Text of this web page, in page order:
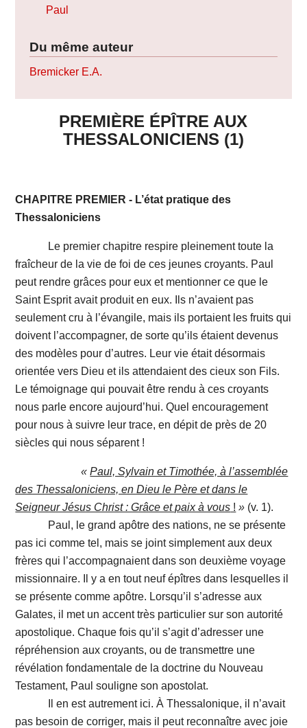
Paul
Du même auteur
Bremicker E.A.
PREMIÈRE ÉPÎTRE AUX
THESSALONICIENS (1)
CHAPITRE PREMIER - L’état pratique des
Thessaloniciens
Le premier chapitre respire pleinement toute la
fraîcheur de la vie de foi de ces jeunes croyants. Paul
peut rendre grâces pour eux et mentionner ce que le
Saint Esprit avait produit en eux. Ils n’avaient pas
seulement cru à l’évangile, mais ils portaient les fruits qui
doivent l’accompagner, de sorte qu’ils étaient devenus
des modèles pour d’autres. Leur vie était désormais
orientée vers Dieu et ils attendaient des cieux son Fils.
Le témoignage qui pouvait être rendu à ces croyants
nous parle encore aujourd’hui. Quel encouragement
pour nous à suivre leur trace, en dépit de près de 20
siècles qui nous séparent !
« Paul, Sylvain et Timothée, à l’assemblée
des Thessaloniciens, en Dieu le Père et dans le
Seigneur Jésus Christ : Grâce et paix à vous ! » (v. 1).
Paul, le grand apôtre des nations, ne se présente
pas ici comme tel, mais se joint simplement aux deux
frères qui l’accompagnaient dans son deuxième voyage
missionnaire. Il y a en tout neuf épîtres dans lesquelles il
se présente comme apôtre. Lorsqu’il s’adresse aux
Galates, il met un accent très particulier sur son autorité
apostolique. Chaque fois qu’il s’agit d’adresser une
répréhension aux croyants, ou de transmettre une
révélation fondamentale de la doctrine du Nouveau
Testament, Paul souligne son apostolat.
Il en est autrement ici. À Thessalonique, il n’avait
pas besoin de corriger, mais il peut reconnaître avec joie